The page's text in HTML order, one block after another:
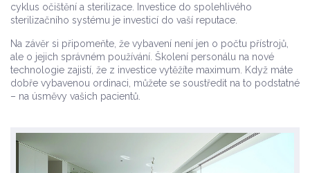
cyklus očištění a sterilizace. Investice do spolehlivého
sterilizačního systému je investicí do vaší reputace.
Na závěr si připomeňte, že vybavení není jen o počtu přístrojů,
ale o jejich správném používání. Školení personálu na nové
technologie zajistí, že z investice vytěžíte maximum. Když máte
dobře vybavenou ordinaci, můžete se soustředit na to podstatné
– na úsměvy vašich pacientů.